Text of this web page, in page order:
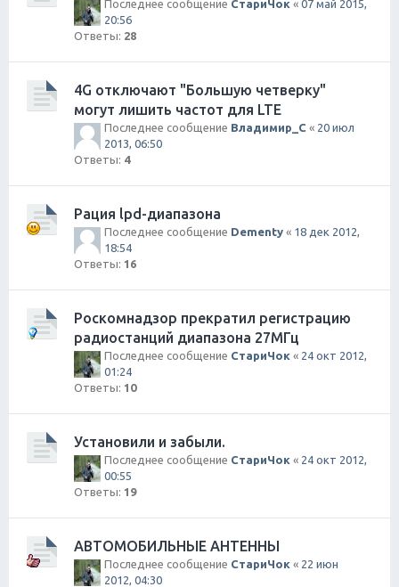
Последнее сообщение СтариЧок « 07 май 2015,
20:56
Ответы: 28
4G отключают "Большую четверку"
могут лишить частот для LTE
Последнее сообщение Владимир_С « 20 июл
2013, 06:50
Ответы: 4
Рация lpd-диапазона
Последнее сообщение Dementy « 18 дек 2012,
18:54
Ответы: 16
Роскомнадзор прекратил регистрацию
радиостанций диапазона 27МГц
Последнее сообщение СтариЧок « 24 окт 2012,
01:24
Ответы: 10
Установили и забыли.
Последнее сообщение СтариЧок « 24 окт 2012,
00:55
Ответы: 19
АВТОМОБИЛЬНЫЕ АНТЕННЫ
Последнее сообщение СтариЧок « 22 июн
2012, 04:30